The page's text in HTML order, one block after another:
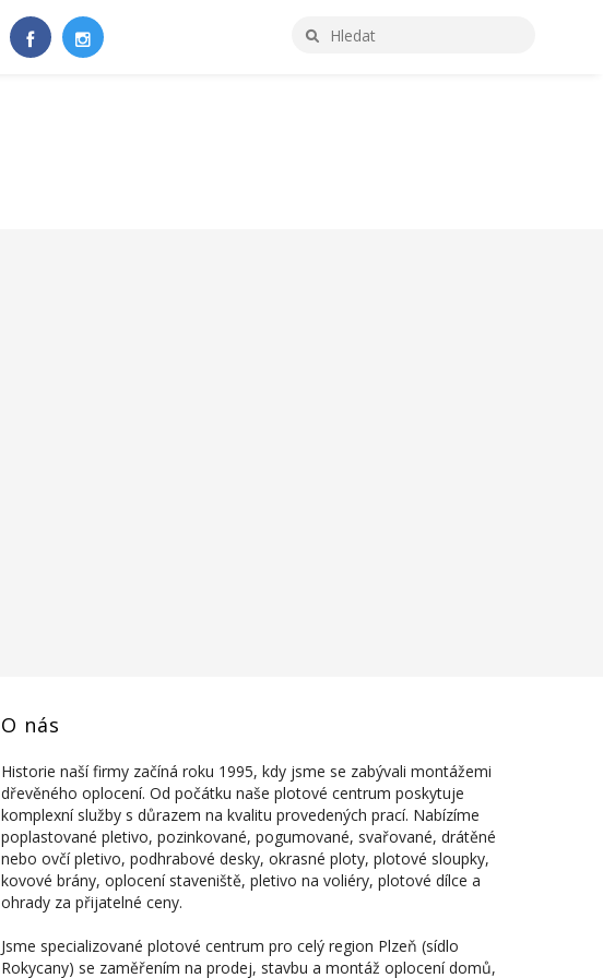
O nás
Historie naší firmy začíná roku 1995, kdy jsme se zabývali montážemi
dřevěného oplocení. Od počátku naše plotové centrum poskytuje
komplexní služby s důrazem na kvalitu provedených prací. Nabízíme
poplastované pletivo, pozinkované, pogumované, svařované, drátěné
nebo ovčí pletivo, podhrabové desky, okrasné ploty, plotové sloupky,
kovové brány, oplocení staveniště, pletivo na voliéry, plotové dílce a
ohrady za přijatelné ceny.
Jsme specializované plotové centrum pro celý region Plzeň (sídlo
Rokycany) se zaměřením na prodej, stavbu a montáž oplocení domů,